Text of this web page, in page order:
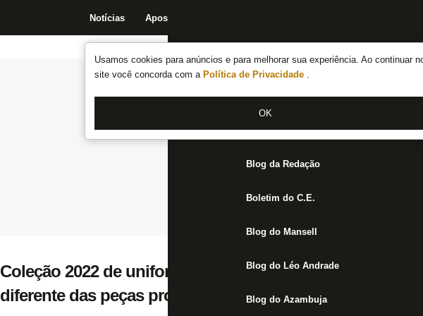
Usamos cookies para anúncios e para melhorar sua experiência. Ao continuar
site você concorda com a Política de Privacidade .
OK
Notícias Apostas
Notícias do Botafogo
Fórum
Jogos
Blog da Redação
Boletim do C.E.
Blog do Mansell
Blog do Léo Andrade
Blog do Azambuja
Coleção 2022 de uniformes do Botafogo será uma ‘edição
diferente das peças provisórias usadas no início do